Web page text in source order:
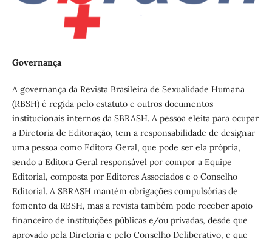
Governança
A governança da Revista Brasileira de Sexualidade Humana
(RBSH) é regida pelo estatuto e outros documentos
institucionais internos da SBRASH. A pessoa eleita para ocupar
a Diretoria de Editoração, tem a responsabilidade de designar
uma pessoa como Editora Geral, que pode ser ela própria,
sendo a Editora Geral responsável por compor a Equipe
Editorial, composta por Editores Associados e o Conselho
Editorial. A SBRASH mantém obrigações compulsórias de
fomento da RBSH, mas a revista também pode receber apoio
financeiro de instituições públicas e/ou privadas, desde que
aprovado pela Diretoria e pelo Conselho Deliberativo, e que